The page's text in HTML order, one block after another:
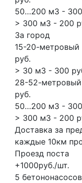
50…200 м3 -
> 300 м3 - 200
За город
15-20-
руб.
> 30 м3 - 300
28-52-
руб.
50…200 м3 -
> 300 м3 - 200
Доставка за
каждые 10км
Проезд поста
+1000руб./шт.
5 бетононасосов